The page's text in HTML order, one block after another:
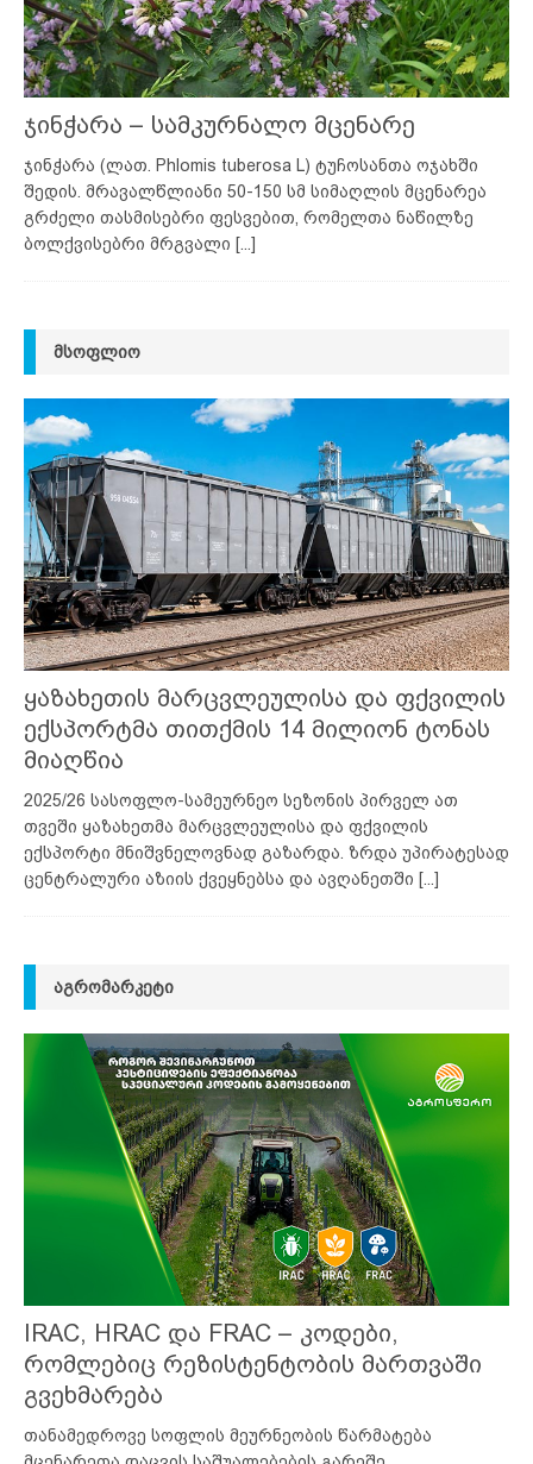
ჯინჭარა – სამკურნალო მცენარე
ჯინჭარა (ლათ. Phlomis tuberosa L) ტუჩოსანთა ოჯახში
შედის. მრავალწლიანი 50-150 სმ სიმაღლის მცენარეა
გრძელი თასმისებრი ფესვებით, რომელთა ნაწილზე
ბოლქვისებრი მრგვალი [...]
ᲛᲡᲝᲤᲚᲘᲝ
ყაზახეთის მარცვლეულისა და ფქვილის
ექსპორტმა თითქმის 14 მილიონ ტონას
მიაღწია
2025/26 სასოფლო-სამეურნეო სეზონის პირველ ათ
თვეში ყაზახეთმა მარცვლეულისა და ფქვილის
ექსპორტი მნიშვნელოვნად გაზარდა. ზრდა უპირატესად
ცენტრალური აზიის ქვეყნებსა და ავღანეთში [...]
ᲐᲒᲠᲝᲛᲐᲠᲙᲔᲢᲘ
IRAC, HRAC და FRAC – კოდები,
რომლებიც რეზისტენტობის მართვაში
გვეხმარება
თანამედროვე სოფლის მეურნეობის წარმატება